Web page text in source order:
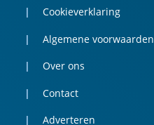
Cookieverklaring
Algemene voorwaarden
Over ons
Contact
Adverteren